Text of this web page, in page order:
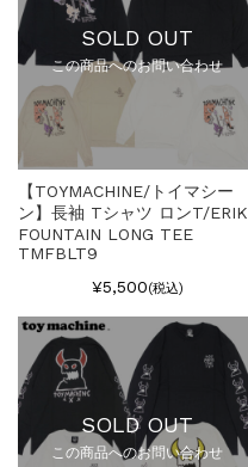
SOLD OUT
この商品へのお問い合わせ
【TOYMACHINE/トイマシー
ン】長袖 Tシャツ ロンT/ERIK
FOUNTAIN LONG TEE
TMFBLT9
¥5,500(税込)
SOLD OUT
この商品へのお問い合わせ